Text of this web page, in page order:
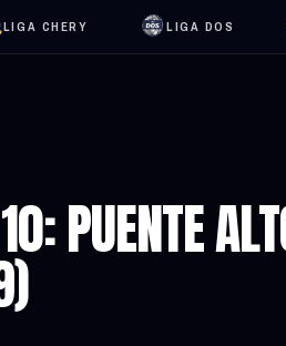
LIGA CHERY LIGA DOS
PUENTE